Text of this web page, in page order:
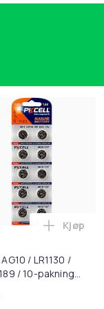
6-rørs fotpedal
/ LR1130 /
/ 10-pakning
Legg
Kjøp